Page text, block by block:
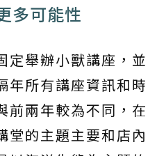
多可能性
定舉辦小獸講座，並
年所有講座資訊和時
前兩年較為不同，在
堂的主題主要和店內